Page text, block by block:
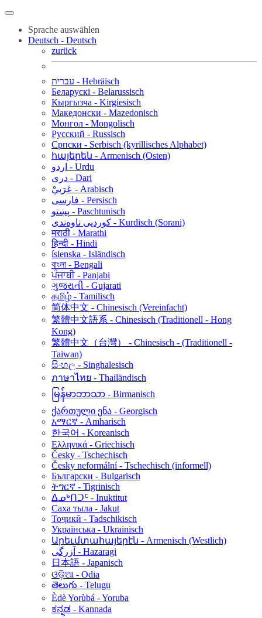
Sprache auswählen
Deutsch - Deutsch
zurück
עברית - Hebräisch
Беларускі - Belarussisch
Кыргызча - Kirgiesisch
Македонски - Mazedonisch
Монгол - Mongolisch
Русский - Russisch
Српски - Serbisch (kyrillisches Alphabet)
հայերեն - Armenisch (Osten)
اردو - Urdu
دری - Dari
عَرَبيْ - Arabisch
فارسی - Persisch
پښتو - Paschtunisch
کوردیی ناوەندی - Kurdisch (Sorani)
मराठी - Marathi
हिन्दी - Hindi
íslenska - Isländisch
বাংলা - Bengali
ਪੰਜਾਬੀ - Panjabi
ગુજરાતી - Gujarati
தமிழ் - Tamilisch
简体中文 - Chinesisch (Vereinfacht)
繁體中文語系 - Chinesisch (Traditionell - Hong
Kong)
繁體中文（台灣） - Chinesisch - (Traditionell -
Taiwan)
සිංහල - Singhalesisch
ภาษาไทย - Thailändisch
မြန်မာဘာသာ - Birmanisch
ქართული ენა - Georgisch
አማርኛ - Amharisch
한국어 - Koreanisch
Ελληνικά - Griechisch
Česky - Tschechisch
Česky neformální - Tschechisch (informell)
Български - Bulgarisch
ትግርኛ - Tigrinisch
ᐃᓄᒃᑎᑐᑦ - Inuktitut
Саха тыла - Jakut
Тоҷикӣ - Tadschikisch
Українська - Ukrainisch
Արեւմտահայերէն - Armenisch (Westlich)
آزرگی - Hazaragi
日本語 - Japanisch
ଓଡ଼ିଆ - Odia
తెలుగు - Telugu
Èdè Yorùbá - Yoruba
ಕನ್ನಡ - Kannada